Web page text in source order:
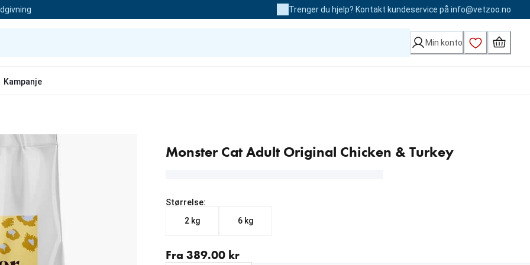
Trenger du hjelp? Kontakt kundeservice på info@vetzoo.no
Min konto
Kampanje
Monster Cat Adult Original Chicken & Turkey
Størrelse:
2 kg
6 kg
Fra 389.00 kr